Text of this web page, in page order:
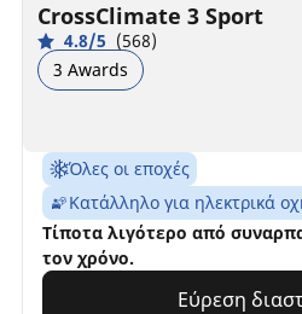
CrossClimate 3 Sport
4.8/5 (568)
3 Awards
Όλες οι εποχές
Κατάλληλο για ηλεκτρικά
Τίποτα λιγότερο από
τον χρόνο.
Εύρεση